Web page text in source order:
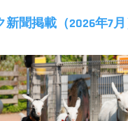
聞掲載（2026年7月